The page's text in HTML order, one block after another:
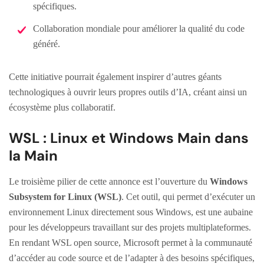
spécifiques.
Collaboration mondiale pour améliorer la qualité du code
généré.
Cette initiative pourrait également inspirer d’autres géants
technologiques à ouvrir leurs propres outils d’IA, créant ainsi un
écosystème plus collaboratif.
WSL : Linux et Windows Main dans
la Main
Le troisième pilier de cette annonce est l’ouverture du Windows
Subsystem for Linux (WSL). Cet outil, qui permet d’exécuter un
environnement Linux directement sous Windows, est une aubaine
pour les développeurs travaillant sur des projets multiplateformes.
En rendant WSL open source, Microsoft permet à la communauté
d’accéder au code source et de l’adapter à des besoins spécifiques,